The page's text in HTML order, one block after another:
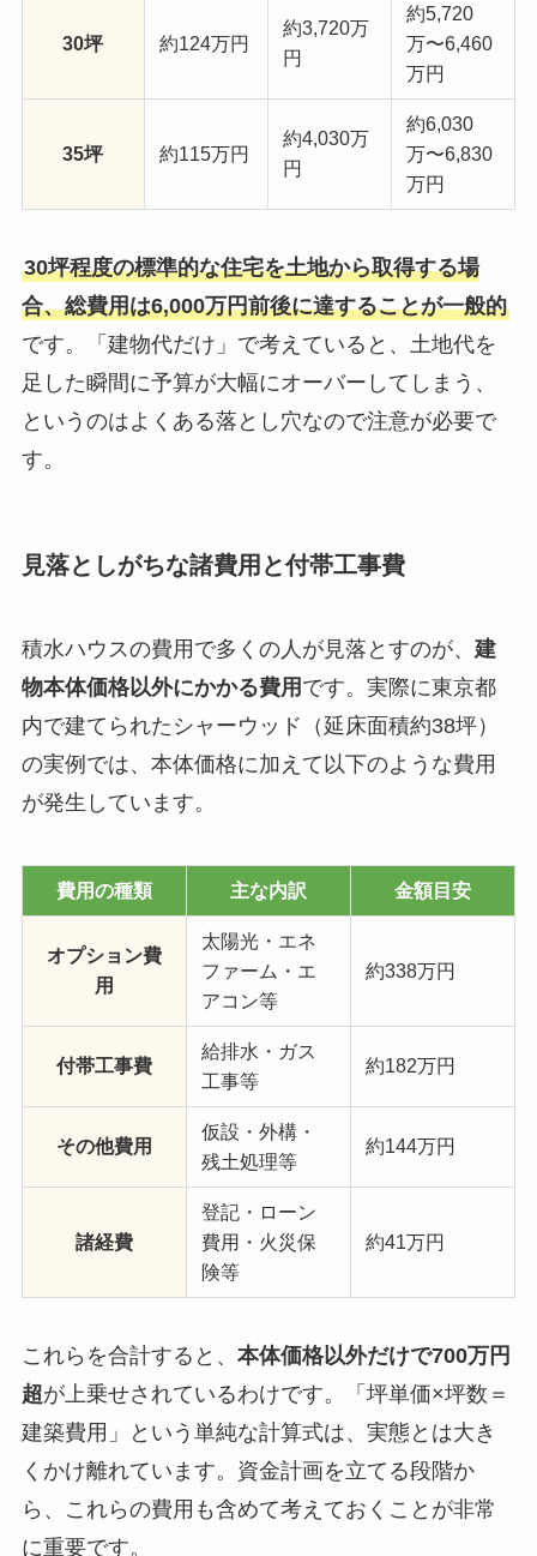
30坪 約124万円
約3,720万
円
約5,720
万〜6,460
万円
35坪 約115万円
約4,030万
円
約6,030
万〜6,830
万円
30坪程度の標準的な住宅を土地から取得する場
合、総費用は6,000万円前後に達することが一般的
です。「建物代だけ」で考えていると、土地代を
足した瞬間に予算が大幅にオーバーしてしまう、
というのはよくある落とし穴なので注意が必要で
す。
見落としがちな諸費用と付帯工事費
積水ハウスの費用で多くの人が見落とすのが、 建
物本体価格以外にかかる費用 です。実際に東京都
内で建てられたシャーウッド（延床面積約38坪）
の実例では、本体価格に加えて以下のような費用
が発生しています。
費用の種類 主な内訳 金額目安
オプション費
用
太陽光・エネ
ファーム・エ
アコン等
約338万円
付帯工事費
給排水・ガス
工事等
約182万円
その他費用
仮設・外構・
残土処理等
約144万円
諸経費
登記・ローン
費用・火災保
険等
約41万円
これらを合計すると、 本体価格以外だけで700万円
超が上乗せされているわけです。「坪単価×坪数＝
建築費用」という単純な計算式は、実態とは大き
くかけ離れています。資金計画を立てる段階か
ら、これらの費用も含めて考えておくことが非常
に重要です。